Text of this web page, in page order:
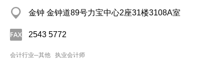
金钟 金钟道89号力宝中心2座31楼3108A室
2543 5772
会计行业─其他 执业会计师